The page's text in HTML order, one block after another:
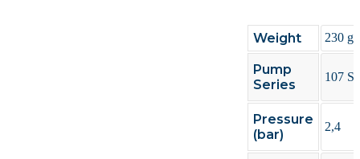
Weight 230 g
Pump
Series
107
Pressure
(bar)
2,4